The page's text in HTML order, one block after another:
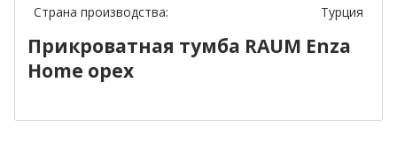
Страна производства:
Турция
Прикроватная тумба RAUM Enza
Home орех